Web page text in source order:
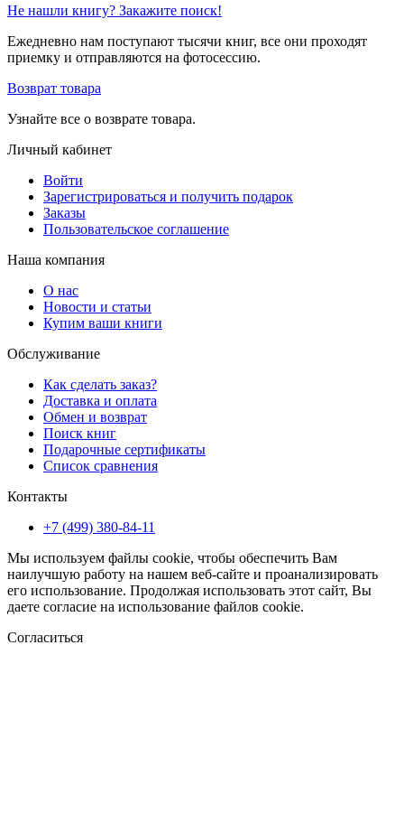
Не нашли книгу? Закажите поиск!
Ежедневно нам поступают тысячи книг, все они проходят
приемку и отправляются на фотосессию.
Возврат товара
Узнайте все о возврате товара.
Личный кабинет
Войти
Зарегистрироваться и получить подарок
Заказы
Пользовательское соглашение
Наша компания
О нас
Новости и статьи
Купим ваши книги
Обслуживание
Как сделать заказ?
Доставка и оплата
Обмен и возврат
Поиск книг
Подарочные сертификаты
Список сравнения
Контакты
+7 (499) 380-84-11
Мы используем файлы cookie, чтобы обеспечить Вам
наилучшую работу на нашем веб-сайте и проанализировать
его использование. Продолжая использовать этот сайт, Вы
даете согласие на использование файлов cookie.
Согласиться